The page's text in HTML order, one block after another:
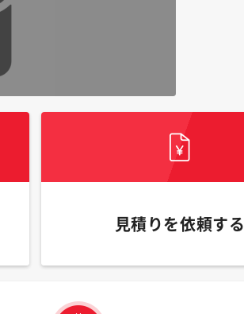
見積りを依頼する